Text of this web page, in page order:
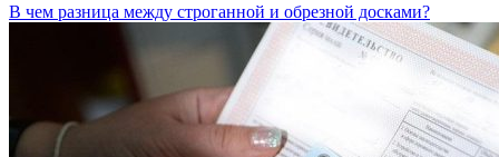
В чем разница между строганной и обрезной досками?